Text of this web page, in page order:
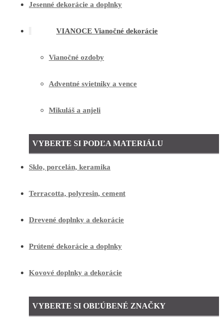
Jesenné dekorácie a doplnky
VIANOCE Vianočné dekorácie
Vianočné ozdoby
Adventné svietniky a vence
Mikuláš a anjeli
VYBERTE SI PODĽA MATERIÁLU
Sklo, porcelán, keramika
Terracotta, polyresin, cement
Drevené doplnky a dekorácie
Prútené dekorácie a doplnky
Kovové doplnky a dekorácie
VYBERTE SI OBĽÚBENÉ ZNAČKY